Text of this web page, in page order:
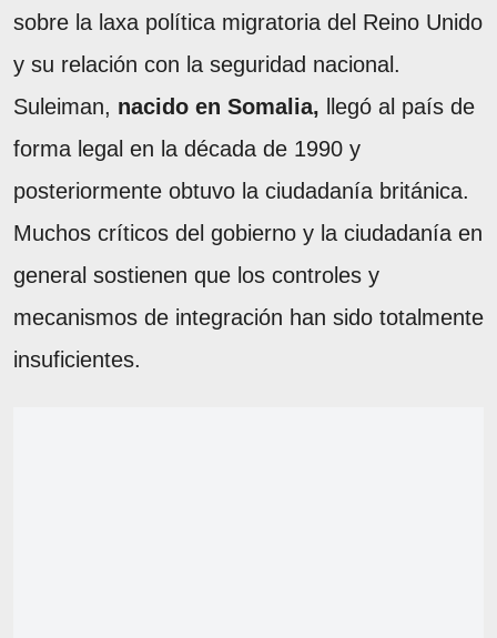
sobre la laxa política migratoria del Reino Unido
y su relación con la seguridad nacional.
Suleiman, nacido en Somalia, llegó al país de
forma legal en la década de 1990 y
posteriormente obtuvo la ciudadanía británica.
Muchos críticos del gobierno y la ciudadanía en
general sostienen que los controles y
mecanismos de integración han sido totalmente
insuficientes.